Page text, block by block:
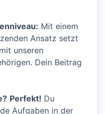
Mit einem
Ansatz setzt
unseren
Dein Beitrag
Perfekt! Du
Aufgaben in der